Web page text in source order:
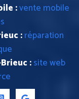
:vente mobile
:réparation
:site web